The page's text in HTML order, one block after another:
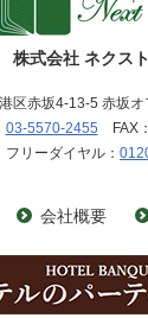
株式会社 ネクス
区赤坂4-13-5 赤坂
03-5570-2455 FAX
フリーダイヤル：
会社概要